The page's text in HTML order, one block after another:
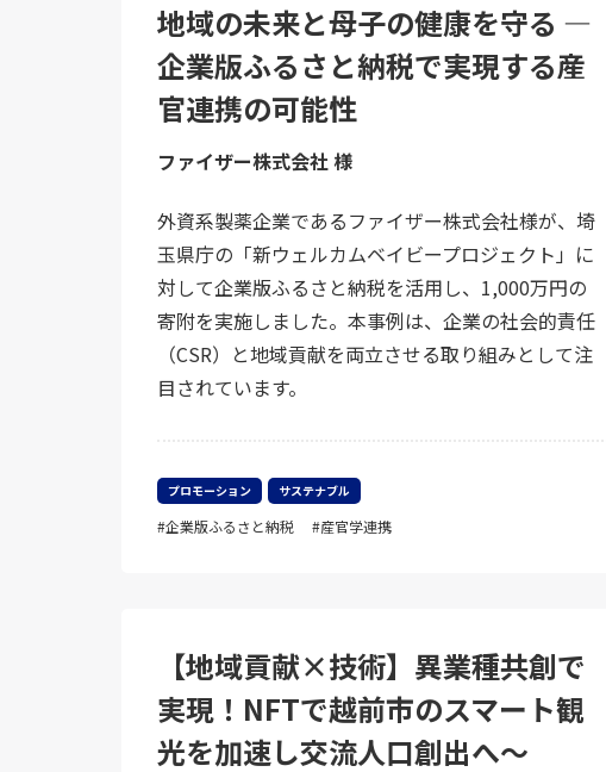
地域の未来と母子の健康を守る ―
企業版ふるさと納税で実現する産
官連携の可能性
ファイザー株式会社 様
外資系製薬企業であるファイザー株式会社様が、埼
玉県庁の「新ウェルカムベイビープロジェクト」に
対して企業版ふるさと納税を活用し、1,000万円の
寄附を実施しました。本事例は、企業の社会的責任
（CSR）と地域貢献を両立させる取り組みとして注
目されています。
プロモーション サステナブル
企業版ふるさと納税 産官学連携
【地域貢献×技術】異業種共創で
実現！NFTで越前市のスマート観
光を加速し交流人口創出へ～